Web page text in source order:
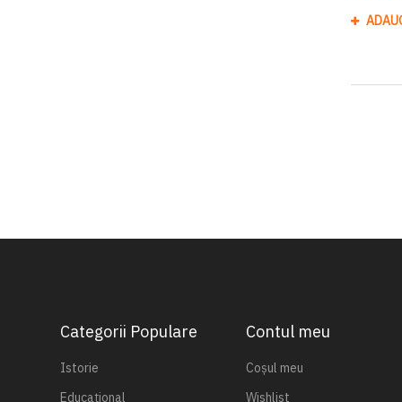
Categorii Populare
Istorie
Educațional
Contul meu
Coșul meu
Wishlist